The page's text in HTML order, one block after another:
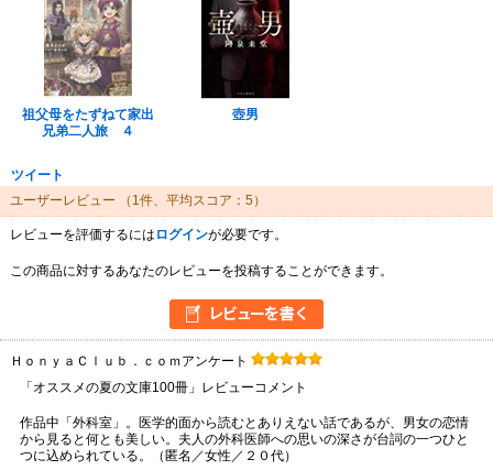
祖父母をたずねて家出
兄弟二人旅 ４
壺男
ツイート
ユーザーレビュー
（1件、平均スコア：5）
レビューを評価するには ログインが必要です。
この商品に対するあなたのレビューを投稿することができます。
ＨｏｎｙａＣｌｕｂ．ｃｏｍアンケート
「オススメの夏の文庫100冊」レビューコメント
作品中「外科室」。医学的面から読むとありえない話であるが、男女の恋情
から見ると何とも美しい。夫人の外科医師への思いの深さが台詞の一つひと
つに込められている。（匿名／女性／２０代）